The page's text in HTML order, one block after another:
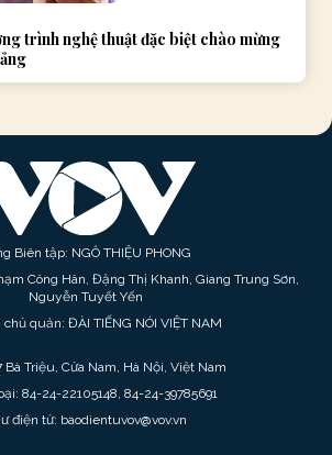
trình nghệ thuật đặc biệt chào mừng
Biên tập: NGÔ THIỆU PHONG
Công Hân, Đặng Thị Khanh, Giang Trung Sơn,
Nguyễn Tuyết Yến
chủ quản: ĐÀI TIẾNG NÓI VIỆT NAM
Bà Triệu, Cửa Nam, Hà Nội, Việt Nam
84-24-22105148, 84-24-39785691
điện tử: baodientuvov@vov.vn